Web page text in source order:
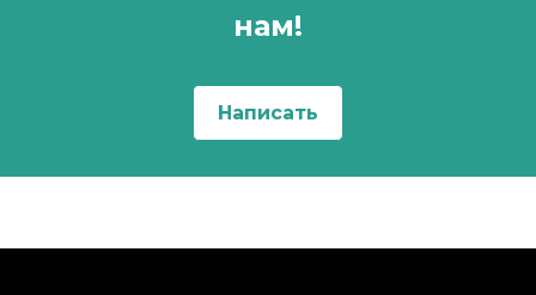
нам!
Написать